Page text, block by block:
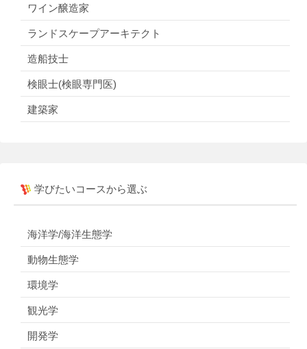
ワイン醸造家
ランドスケープアーキテクト
造船技士
検眼士(検眼専門医)
建築家
学びたいコースから選ぶ
海洋学/海洋生態学
動物生態学
環境学
観光学
開発学